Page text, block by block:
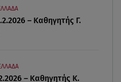
σαν εσένα»
– Καθηγητής Γ.
– Καθηγητής Κ.